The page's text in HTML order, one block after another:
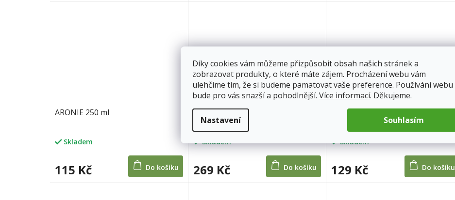
Díky cookies vám můžeme přizpůsobit obsah našich stránek a
zobrazovat produkty, o které máte zájem. Procházení webu vám
ulehčíme tím, že si budeme pamatovat vaše preference. Používání webu
bude pro vás snazší a pohodlnější. Více informací. Děkujeme.
Nastavení Souhlasím
ARONIE 250 ml
Skladem
115 Kč Do košíku
Ashwagandha BIO 180 kapslí
Skladem
269 Kč Do košíku
Ashwagandha BIO prášek 100g
Skladem
129 Kč Do košíku